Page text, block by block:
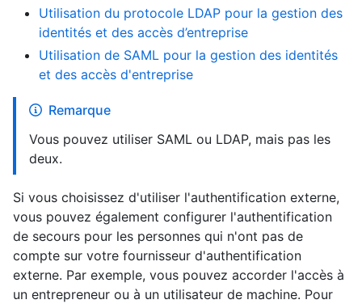
Utilisation du protocole LDAP pour la gestion des
identités et des accès d’entreprise
Utilisation de SAML pour la gestion des identités
et des accès d'entreprise
Remarque
Vous pouvez utiliser SAML ou LDAP, mais pas les
deux.
Si vous choisissez d'utiliser l'authentification externe,
vous pouvez également configurer l'authentification
de secours pour les personnes qui n'ont pas de
compte sur votre fournisseur d'authentification
externe. Par exemple, vous pouvez accorder l'accès à
un entrepreneur ou à un utilisateur de machine. Pour